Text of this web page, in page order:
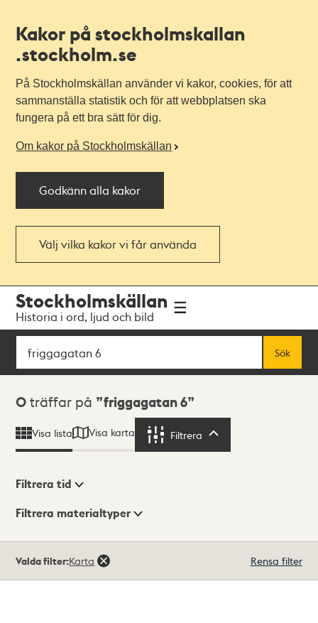
Kakor på stockholmskallan
.stockholm.se
På Stockholmskällan använder vi kakor, cookies, för att
sammanställa statistik och för att webbplatsen ska
fungera på ett bra sätt för dig.
Om kakor på Stockholmskällan
Godkänn alla kakor
Välj vilka kakor vi får använda
navigationen
huvudinnehållet
Stockholmskällan
Historia i ord, ljud och bild
Sök
Sök
Sökresultat
0 träffar på friggagatan 6
Visa lista Visa karta Filtrera
Visningsläge
Filtrera tid
Filtrera materialtyper
träffar
Valda filter:Karta Rensa filter